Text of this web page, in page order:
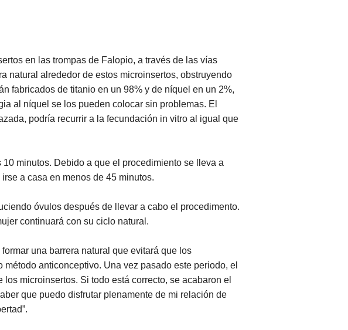
en las trompas de Falopio, a través de las vías
natural alrededor de estos microinsertos, obstruyendo
fabricados de titanio en un 98% y de níquel en un 2%,
al níquel se los pueden colocar sin problemas. El
podría recurrir a la fecundación in vitro al igual que
minutos. Debido a que el procedimiento se lleva a
a casa en menos de 45 minutos.
óvulos después de llevar a cabo el procedimento.
continuará con su ciclo natural.
una barrera natural que evitará que los
anticonceptivo. Una vez pasado este periodo, el
microinsertos. Si todo está correcto, se acabaron el
que puedo disfrutar plenamente de mi relación de